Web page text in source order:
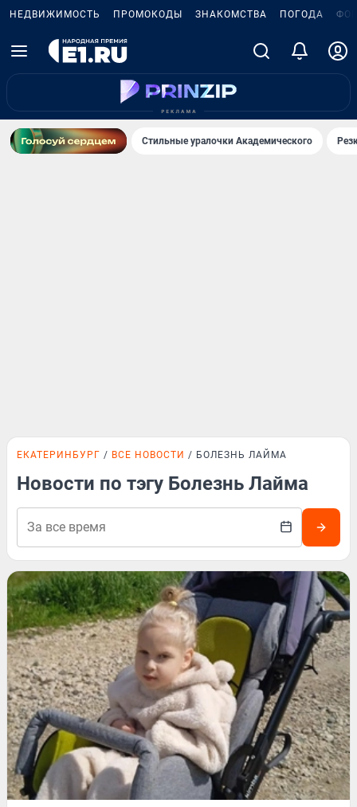
НЕДВИЖИМОСТЬ ПРОМОКОДЫ ЗНАКОМСТВА ПОГОДА
Стильные уралочки Академического
ЕКАТЕРИНБУРГ ВСЕ НОВОСТИ БОЛЕЗНЬ ЛАЙМА
Новости по тэгу Болезнь Лайма